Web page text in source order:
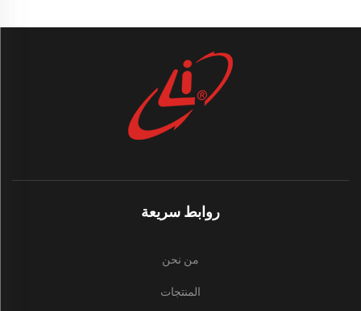
روابط سريعة
من نحن
المنتجات